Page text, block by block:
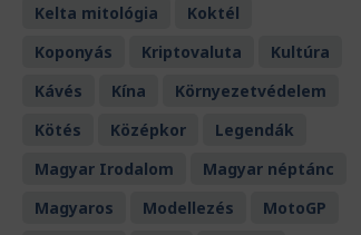
Kelta mitológia
Koktél
Koponyás
Kriptovaluta
Kultúra
Kávés
Kína
Környezetvédelem
Kötés
Középkor
Legendák
Magyar Irodalom
Magyar néptánc
Magyaros
Modellezés
MotoGP